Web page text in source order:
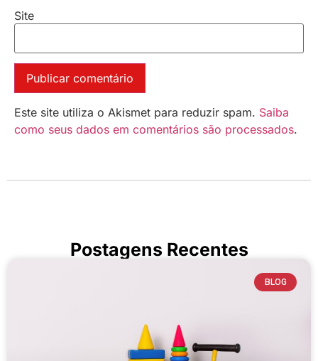
Site
Este site utiliza o Akismet para reduzir spam. Saiba
como seus dados em comentários são processados.
Postagens Recentes
BLOG